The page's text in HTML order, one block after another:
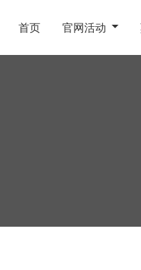
首页 官网活动